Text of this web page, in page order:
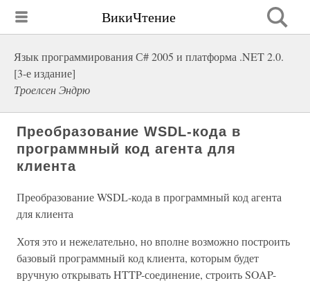
ВикиЧтение
Язык программирования С# 2005 и платформа .NET 2.0.
[3-е издание]
Троелсен Эндрю
Преобразование WSDL-кода в
программный код агента для
клиента
Преобразование WSDL-кода в программный код агента
для клиента
Хотя это и нежелательно, но вполне возможно построить
базовый программный код клиента, которым будет
вручную открывать HTTP-соединение, строить SOAP-